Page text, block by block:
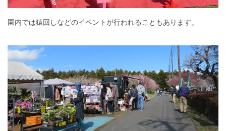
園内では猿回しなどのイベントが行われることもあります。